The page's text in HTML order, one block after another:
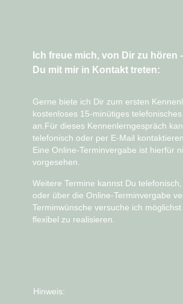
Ich freue mich, von Dir zu hören
Du mit mir in Kontakt treten:
Gerne biete ich Dir zum ersten
kostenloses 15-minütiges
an.Für dieses Kennenlerngespräch
telefonisch oder per E-Mail
Eine Online-Terminvergabe ist hierfür
vorgesehen.
Weitere Termine kannst Du
oder über die Online-Terminvergabe
Terminwünsche versuche ich
flexibel zu realisieren.
Hinweis: